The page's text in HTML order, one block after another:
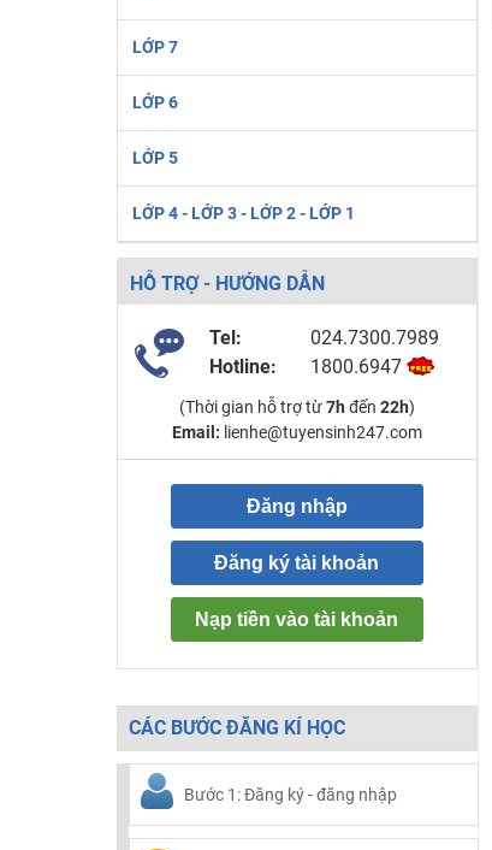
LỚP 7
LỚP 6
LỚP 5
LỚP 4 - LỚP 3 - LỚP 2 - LỚP 1
HỖ TRỢ - HƯỚNG DẪN
Tel:
024.7300.7989
Hotline:
1800.6947
(Thời gian hỗ trợ từ7h đến 22h)
Email: lienhe@tuyensinh247.com
Đăng nhập
Đăng ký tài khoản
Nạp tiền vào tài khoản
CÁC BƯỚC ĐĂNG KÍ HỌC
Bước 1: Đăng ký - đăng nhập